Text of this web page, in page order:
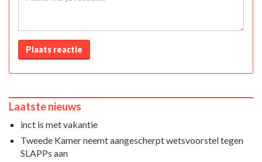
Plaats reactie
Laatste nieuws
inct is met vakantie
Tweede Kamer neemt aangescherpt wetsvoorstel tegen
SLAPPs aan